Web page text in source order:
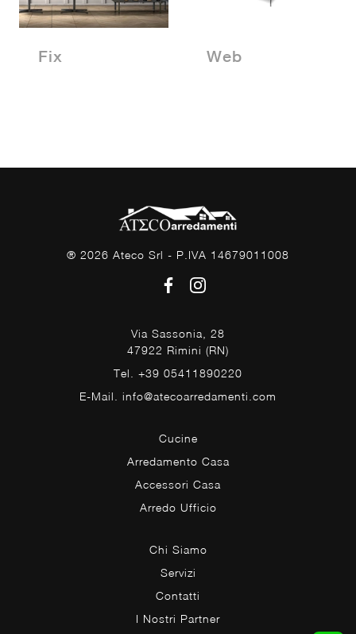
Fix Web
® 2026 Ateco Srl - P.IVA 14679011008
Via Sassonia, 28
47922 Rimini (RN)
Tel. +39 05411890220
E-Mail. info@atecoarredamenti.com
Cucine
Arredamento Casa
Accessori Casa
Arredo Ufficio
Chi Siamo
Servizi
Contatti
I Nostri Partner